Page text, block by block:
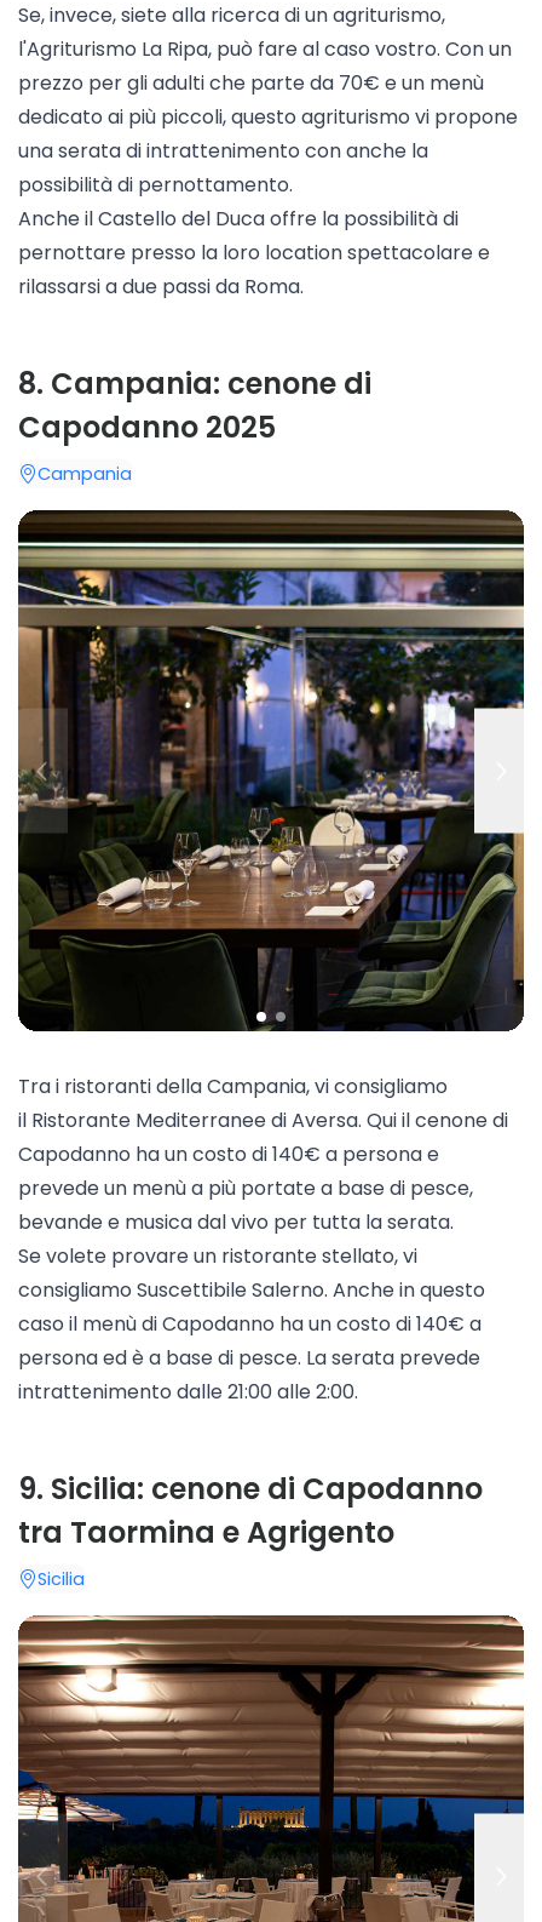
Se, invece, siete alla ricerca di un agriturismo,
l'Agriturismo La Ripa, può fare al caso vostro. Con un
prezzo per gli adulti che parte da 70€ e un menù
dedicato ai più piccoli, questo agriturismo vi propone
una serata di intrattenimento con anche la
possibilità di pernottamento.
Anche ilCastello del Ducaoffre la possibilità di
pernottare presso la loro location spettacolare e
rilassarsi a due passi da Roma.
8. Campania: cenone di
Capodanno 2025
Campania
Tra i ristoranti della Campania, vi consigliamo
il Ristorante Mediterraneedi Aversa. Qui il cenone di
Capodanno ha un costo di 140€ a persona e
prevede un menù a più portate a base di pesce,
bevande e musica dal vivo per tutta la serata.
Se volete provare un ristorante stellato, vi
consigliamo Suscettibile Salerno. Anche in questo
caso il menù di Capodanno ha un costo di 140€ a
persona ed è a base di pesce. La serata prevede
intrattenimento dalle 21:00 alle 2:00.
9. Sicilia: cenone di Capodanno
tra Taormina e Agrigento
Sicilia